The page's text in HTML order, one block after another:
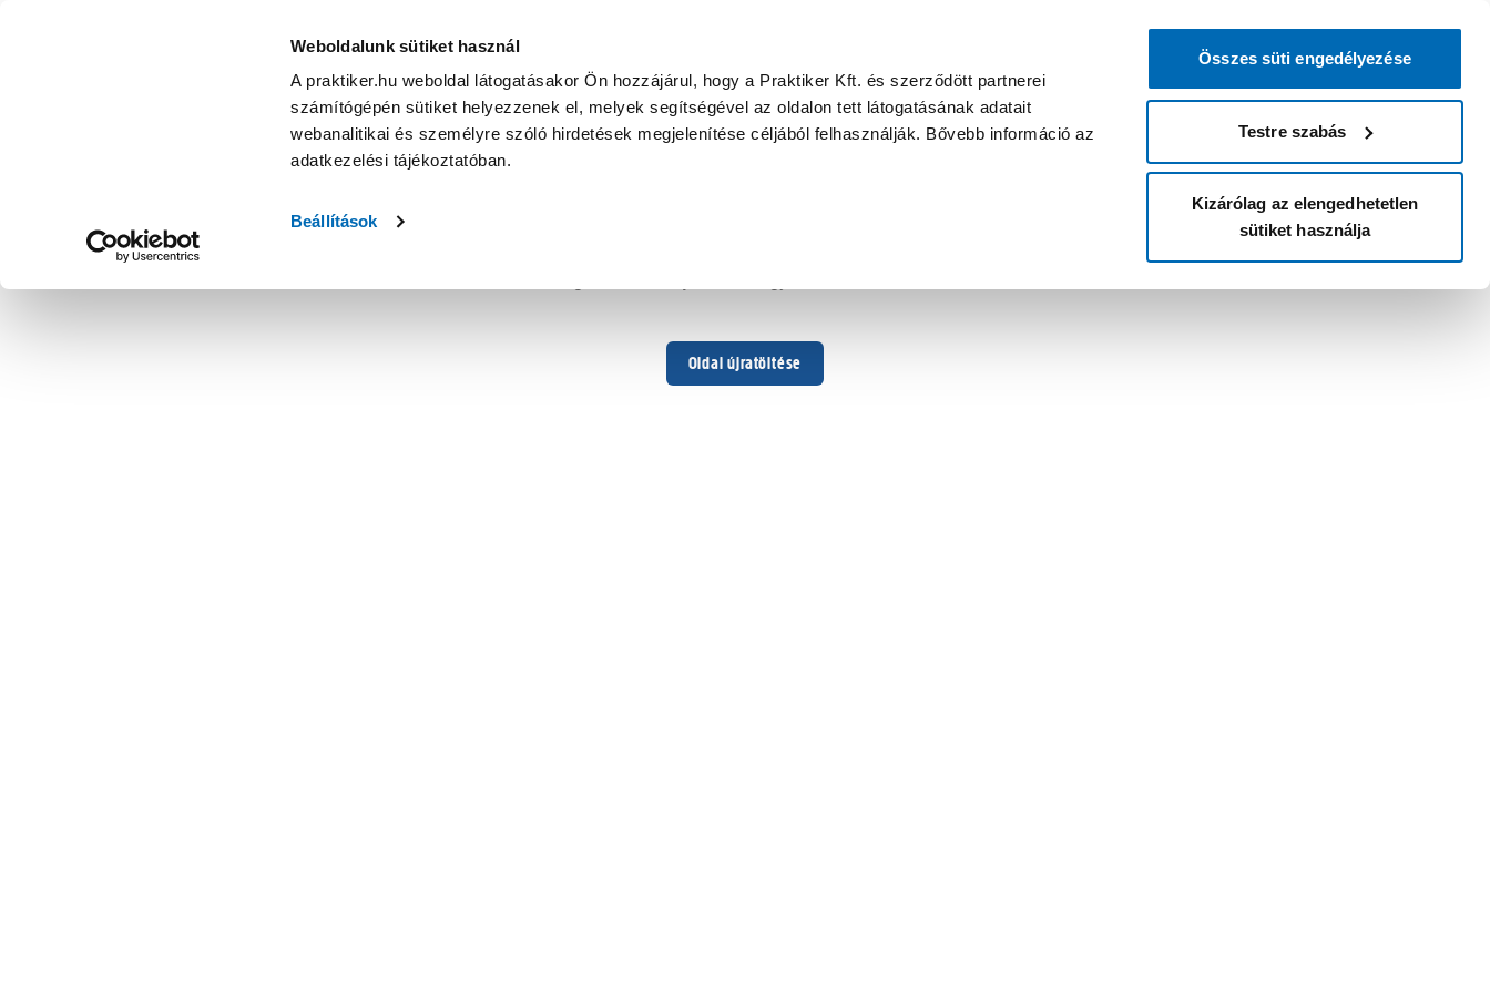
Weboldalunk sütiket használ
A praktiker.hu weboldal látogatásakor Ön hozzájárul, hogy a Praktiker Kft. és szerződött partnerei
számítógépén sütiket helyezzenek el, melyek segítségével az oldalon tett látogatásának adatait
webanalitikai és személyre szóló hirdetések megjelenítése céljából felhasználják. Bővebb információ az
adatkezelési tájékoztatóban.
Beállítások
Összes süti engedélyezése
Testre szabás
Kizárólag az elengedhetetlen
sütiket használja
Oldal újratöltése